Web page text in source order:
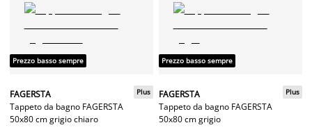
Prezzo basso sempre
FAGERSTA
Tappeto da bagno FAGERSTA
50x80 cm grigio chiaro
Plus
Prezzo basso sempre
FAGERSTA
Tappeto da bagno FAGERSTA
50x80 cm grigio
Plus